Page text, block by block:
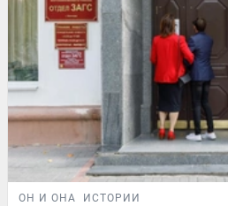
ОН И ОНА ИСТОРИИ